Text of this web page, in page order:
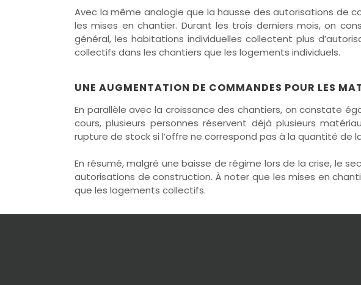
Avec la même analogie que la hausse des autorisations de
les mises en chantier. Durant les trois derniers mois, on
général, les habitations individuelles collectent plus
collectifs dans les chantiers que les logements individuels.
UNE AUGMENTATION DE COMMANDES POUR LES
En parallèle avec la croissance des chantiers, on constate
cours, plusieurs personnes réservent déjà plusieurs
rupture de stock si l’offre ne correspond pas à la quantité de
En résumé, malgré une baisse de régime lors de la crise, le
autorisations de construction. À noter que les mises en
que les logements collectifs.